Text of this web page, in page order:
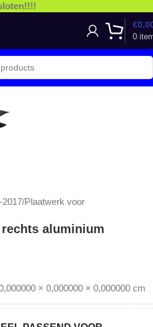
0
€
2017/Plaatwerk voor
rechts aluminium
× 0,000000 × 0,000000 cm